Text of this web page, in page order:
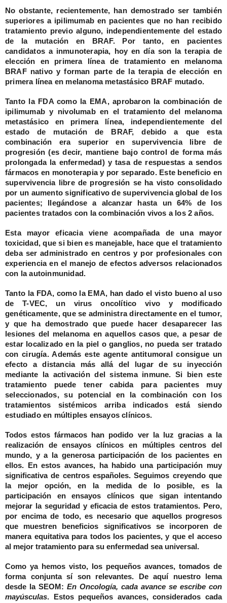
No obstante, recientemente, han demostrado ser también
superiores a ipilimumab en pacientes que no han recibido
tratamiento previo alguno, independientemente del estado
de la mutación en BRAF. Por tanto, en pacientes
candidatos a inmunoterapia, hoy en día son la terapia de
elección en primera línea de tratamiento en melanoma
BRAF nativo y forman parte de la terapia de elección en
primera línea en melanoma metastásico BRAF mutado.
Tanto la FDA como la EMA, aprobaron la combinación de
ipilimumab y nivolumab en el tratamiento del melanoma
metastásico en primera línea, independientemente del
estado de mutación de BRAF, debido a que esta
combinación era superior en supervivencia libre de
progresión (es decir, mantiene bajo control de forma más
prolongada la enfermedad) y tasa de respuestas a sendos
fármacos en monoterapia y por separado. Este beneficio en
supervivencia libre de progresión se ha visto consolidado
por un aumento significativo de supervivencia global de los
pacientes; llegándose a alcanzar hasta un 64% de los
pacientes tratados con la combinación vivos a los 2 años.
Esta mayor eficacia viene acompañada de una mayor
toxicidad, que si bien es manejable, hace que el tratamiento
deba ser administrado en centros y por profesionales con
experiencia en el manejo de efectos adversos relacionados
con la autoinmunidad.
Tanto la FDA, como la EMA, han dado el visto bueno al uso
deT-VEC, un virus oncolítico vivo y modificado
genéticamente, que se administra directamente en el tumor,
y que ha demostrado que puede hacer desaparecer las
lesiones del melanoma en aquellos casos que, a pesar de
estar localizado en la piel o ganglios, no pueda ser tratado
con cirugía. Además este agente antitumoral consigue un
efecto a distancia más allá del lugar de su inyección
mediante la activación del sistema inmune. Si bien este
tratamiento puede tener cabida para pacientes muy
seleccionados, su potencial en la combinación con los
tratamientos sistémicos arriba indicados está siendo
estudiado en múltiples ensayos clínicos.
Todos estos fármacos han podido ver la luz gracias a la
realización de ensayos clínicos en múltiples centros del
mundo, y a la generosa participación de los pacientes en
ellos. En estos avances, ha habido una participación muy
significativa de centros españoles. Seguimos creyendo que
la mejor opción, en la medida de lo posible, es la
participación en ensayos clínicos que sigan intentando
mejorar la seguridad y eficacia de estos tratamientos. Pero,
por encima de todo, es necesario que aquellos progresos
que muestren beneficios significativos se incorporen de
manera equitativa para todos los pacientes, y que el acceso
al mejor tratamiento para su enfermedad sea universal.
Como ya hemos visto, los pequeños avances, tomados de
forma conjunta sí son relevantes. De aquí nuestro lema
desde la SEOM: En Oncología, cada avance se escribe con
mayúsculas. Estos pequeños avances, considerados cada